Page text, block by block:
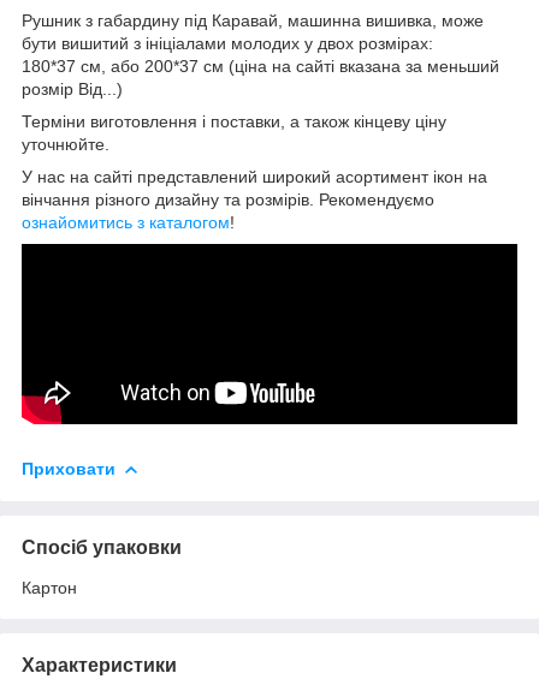
Рушник з габардину під Каравай, машинна вишивка, може
бути вишитий з ініціалами молодих у двох розмірах:
180*37 см, або 200*37 см (ціна на сайті вказана за меньший
розмір Від...)
Терміни виготовлення і поставки, а також кінцеву ціну
уточнюйте.
У нас на сайті представлений широкий асортимент ікон на
вінчання різного дизайну та розмірів. Рекомендуємо
ознайомитись з каталогом!
Приховати
Спосіб упаковки
Картон
Характеристики